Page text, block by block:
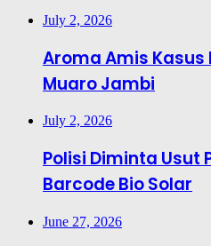
July 2, 2026
Aroma Amis Kasus
Muaro Jambi
July 2, 2026
Polisi Diminta Usut
Barcode Bio Solar
June 27, 2026